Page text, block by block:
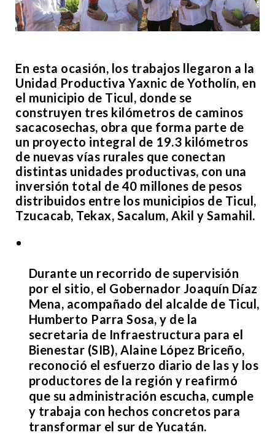
En esta ocasión, los trabajos llegaron a la
Unidad Productiva Yaxnic de Yotholín, en
el municipio de Ticul, donde se
construyen tres kilómetros de caminos
sacacosechas, obra que forma parte de
un proyecto integral de 19.3 kilómetros
de nuevas vías rurales que conectan
distintas unidades productivas, con una
inversión total de 40 millones de pesos
distribuidos entre los municipios de Ticul,
Tzucacab, Tekax, Sacalum, Akil y Samahil.
Durante un recorrido de supervisión
por el sitio, el Gobernador Joaquín Díaz
Mena, acompañado del alcalde de Ticul,
Humberto Parra Sosa, y de la
secretaria de Infraestructura para el
Bienestar (SIB), Alaine López Briceño,
reconoció el esfuerzo diario de las y los
productores de la región y reafirmó
que su administración escucha, cumple
y trabaja con hechos concretos para
transformar el sur de Yucatán.